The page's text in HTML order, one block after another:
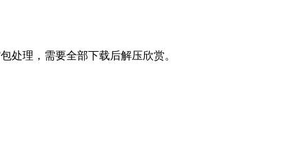
处理，需要全部下载后解压欣赏。